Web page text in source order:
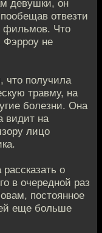
девушки, он
отвезти
фильмов. Что
Фэрроу не
что получила
травму, на
болезни. Она
видит на
лицо
о
в очередной раз
постоянное
еще больше